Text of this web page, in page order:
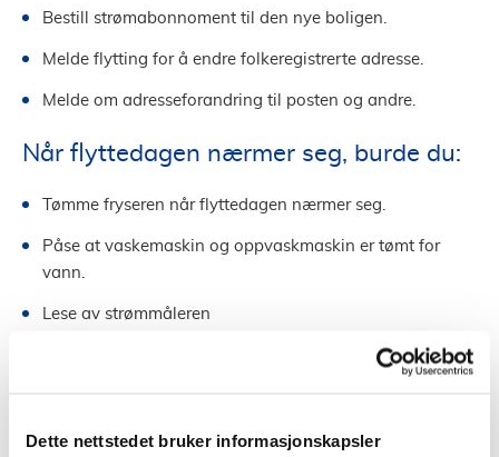
Dette nettstedet bruker informasjonskapsler
Bestill strømabonnoment til den nye boligen.
Melde flytting for å endre folkeregistrerte adresse.
Melde om adresseforandring til posten og andre.
Når flyttedagen nærmer seg, burde du:
Tømme fryseren når flyttedagen nærmer seg.
Påse at vaskemaskin og oppvaskmaskin er tømt for
vann.
Lese av strømmåleren
Gi nøklene videre til de som skal flytte inn i boligen.
flytteprosessen til et nytt hjem!